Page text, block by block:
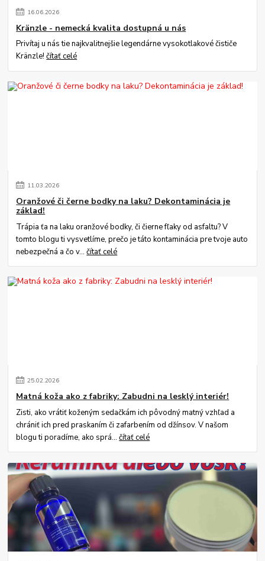
16.06.2026
Kränzle - nemecká kvalita dostupná u nás
Privítaj u nás tie najkvalitnejšie legendárne vysokotlakové čističe
Kränzle!čítať celé
11.03.2026
Oranžové či černe bodky na laku? Dekontaminácia je
základ!
Trápia ťa na laku oranžové bodky, či čierne fľaky od asfaltu? V
tomto blogu ti vysvetlíme, prečo je táto kontaminácia pre tvoje auto
nebezpečná a čo v...čítať celé
25.02.2026
Matná koža ako z fabriky: Zabudni na lesklý interiér!
Zisti, ako vrátiť koženým sedačkám ich pôvodný matný vzhľad a
chrániť ich pred praskaním či zafarbením od džínsov. V našom
blogu ti poradíme, ako sprá...čítať celé